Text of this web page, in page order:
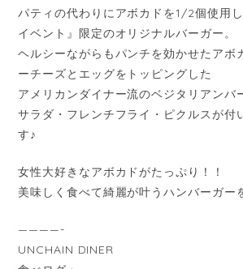
パティの代わりにアボカドを1/2個使用
イベント』限定のオリジナルバーガー。
ヘルシーながらもパンチを効かせたアボ
ーチーズとエッグをトッピングした
アメリカンダイナー流のベジタリアンバ
サラダ・フレンチフライ・ピクルスが付
す♪
女性大好きなアボカドがたっぷり！！
美味しく食べて綺麗が叶うハンバーガー
————-
UNCHAIN DINER